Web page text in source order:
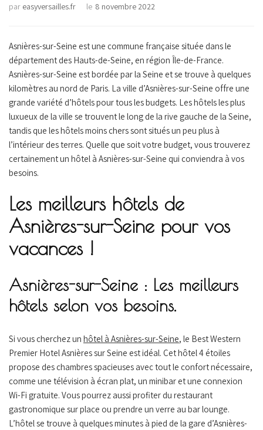
par easyversailles.fr le 8 novembre 2022
Asnières-sur-Seine est une commune française située dans le
département des Hauts-de-Seine, en région Île-de-France.
Asnières-sur-Seine est bordée par la Seine et se trouve à quelques
kilomètres au nord de Paris. La ville d’Asnières-sur-Seine offre une
grande variété d’hôtels pour tous les budgets. Les hôtels les plus
luxueux de la ville se trouvent le long de la rive gauche de la Seine,
tandis que les hôtels moins chers sont situés un peu plus à
l’intérieur des terres. Quelle que soit votre budget, vous trouverez
certainement un hôtel à Asnières-sur-Seine qui conviendra à vos
besoins.
Les meilleurs hôtels de
Asnières-sur-Seine pour vos
vacances !
Asnières-sur-Seine : Les meilleurs
hôtels selon vos besoins.
Si vous cherchez un hôtel à Asnières-sur-Seine, le Best Western
Premier Hotel Asnières sur Seine est idéal. Cet hôtel 4 étoiles
propose des chambres spacieuses avec tout le confort nécessaire,
comme une télévision à écran plat, un minibar et une connexion
Wi-Fi gratuite. Vous pourrez aussi profiter du restaurant
gastronomique sur place ou prendre un verre au bar lounge.
L’hôtel se trouve à quelques minutes à pied de la gare d’Asnières-